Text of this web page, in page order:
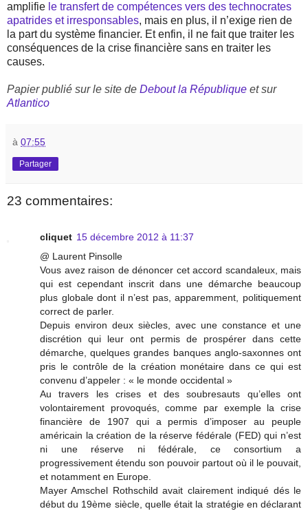
amplifie le transfert de compétences vers des technocrates
apatrides et irresponsables, mais en plus, il n’exige rien de
la part du système financier. Et enfin, il ne fait que traiter les
conséquences de la crise financière sans en traiter les
causes.
Papier publié sur le site de Debout la République et sur
Atlantico
à 07:55
Partager
23 commentaires:
cliquet 15 décembre 2012 à 11:37
@ Laurent Pinsolle
Vous avez raison de dénoncer cet accord scandaleux, mais
qui est cependant inscrit dans une démarche beaucoup
plus globale dont il n’est pas, apparemment, politiquement
correct de parler.
Depuis environ deux siècles, avec une constance et une
discrétion qui leur ont permis de prospérer dans cette
démarche, quelques grandes banques anglo-saxonnes ont
pris le contrôle de la création monétaire dans ce qui est
convenu d’appeler : « le monde occidental »
Au travers les crises et des soubresauts qu’elles ont
volontairement provoqués, comme par exemple la crise
financière de 1907 qui a permis d’imposer au peuple
américain la création de la réserve fédérale (FED) qui n’est
ni une réserve ni fédérale, ce consortium a
progressivement étendu son pouvoir partout où il le pouvait,
et notamment en Europe.
Mayer Amschel Rothschild avait clairement indiqué dés le
début du 19ème siècle, quelle était la stratégie en déclarant